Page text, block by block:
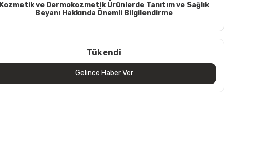
Kozmetik ve Dermokozmetik Ürünlerde Tanıtım ve Sağlık
Beyanı Hakkında Önemli Bilgilendirme
Tükendi
Gelince Haber Ver